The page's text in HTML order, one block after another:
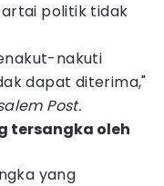
politik tidak
nakuti
dapat diterima,"
Post.
tersangka oleh
yang